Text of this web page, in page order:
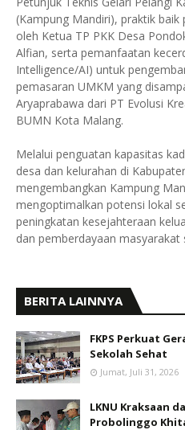
(Kampung Mandiri), praktik
oleh Ketua TP PKK Desa
Alfian, serta pemanfaatan
Intelligence/AI) untuk
pemasaran UMKM yang
Aryaprabawa dari PT Evolusi
BUMN Kota Malang.
Melalui penguatan kapasitas
desa dan kelurahan di
mengembangkan Kampung
mengoptimalkan potensi lokal
peningkatan kesejahteraan
dan pemberdayaan
BERITA LAINNYA
FKPS Perkuat
Sekolah Sehat
Jumat, Juli 31, 2026
LKNU Kraksaan
Probolinggo